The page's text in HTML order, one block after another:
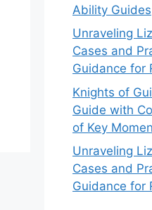
Ability Guides
Unraveling
Cases and
Guidance for
Knights of
Guide with
of Key
Unraveling
Cases and
Guidance for